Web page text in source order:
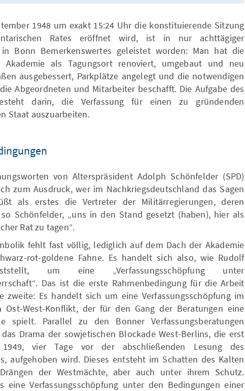
1948 um exakt 15:24 Uhr die konstituierende Sitzung
Rates eröffnet wird, ist in nur achttägiger
in Bonn Bemerkenswertes geleistet worden: Man hat die
Akademie als Tagungsort renoviert, umgebaut und neu
ausgebessert, Parkplätze angelegt und die notwendigen
Abgeordneten und Mitarbeiter beschafft. Die Aufgabe des
darin, die Verfassung für einen zu gründenden
Staat auszuarbeiten.
von Alterspräsident Adolph Schönfelder (SPD)
zum Ausdruck, wer im Nachkriegsdeutschland das Sagen
als erstes die Vertreter der Militärregierungen, deren
Schönfelder, „uns in den Stand gesetzt (haben), hier als
Rat zu tagen“.
fehlt fast völlig, lediglich auf dem Dach der Akademie
rot-goldene Fahne. Es handelt sich also, wie Rudolf
um eine „Verfassungsschöpfung unter
Das ist die erste Rahmenbedingung für die Arbeit
zweite: Es handelt sich um eine Verfassungsschöpfung im
Ost-West-Konflikt, der für den Gang der Beratungen eine
spielt. Parallel zu den Bonner Verfassungsberatungen
Drama der sowjetischen Blockade West-Berlins, die erst
vier Tage vor der abschließenden Lesung des
aufgehoben wird. Dieses entsteht im Schatten des Kalten
der Westmächte, aber auch unter ihrem Schutz.
eine Verfassungsschöpfung unter den Bedingungen einer